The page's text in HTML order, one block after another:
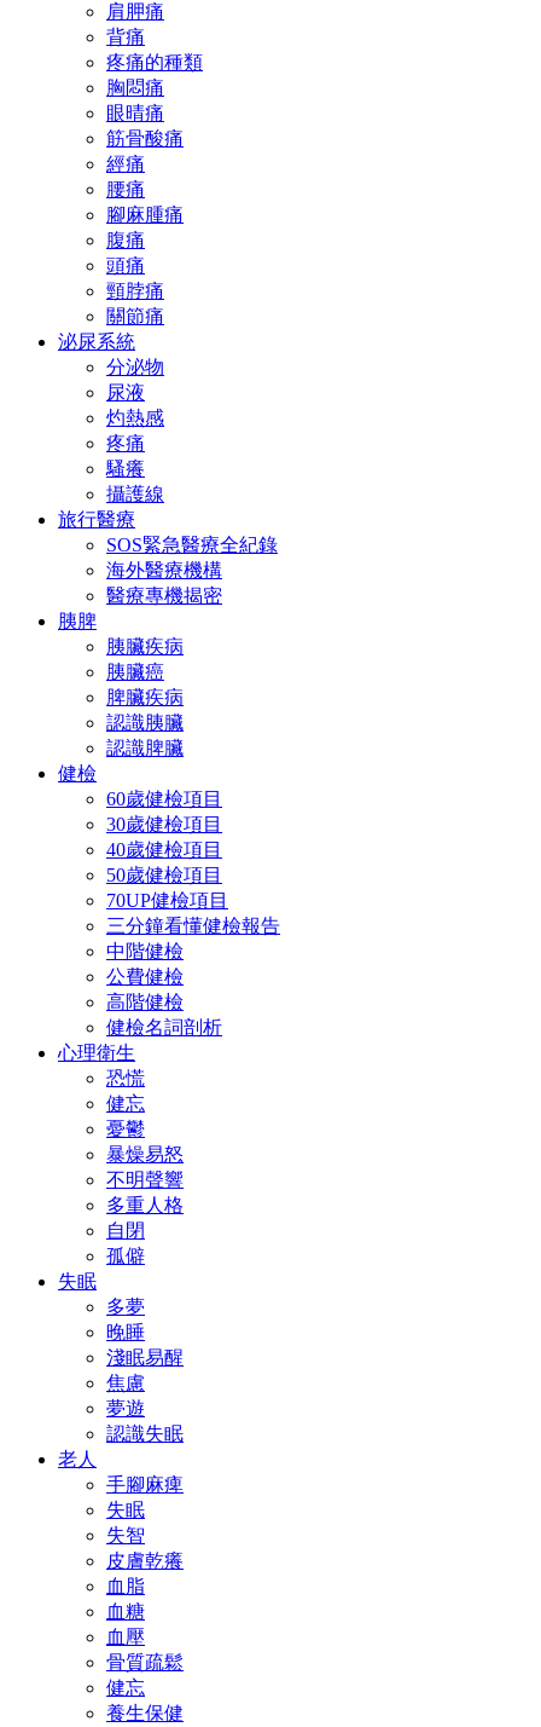
肩胛痛
背痛
疼痛的種類
胸悶痛
眼晴痛
筋骨酸痛
經痛
腰痛
腳麻腫痛
腹痛
頭痛
頸脖痛
關節痛
泌尿系統
分泌物
尿液
灼熱感
疼痛
騷癢
攝護線
旅行醫療
SOS緊急醫療全紀錄
海外醫療機構
醫療專機揭密
胰脾
胰臟疾病
胰臟癌
脾臟疾病
認識胰臟
認識脾臟
健檢
60歲健檢項目
30歲健檢項目
40歲健檢項目
50歲健檢項目
70UP健檢項目
三分鐘看懂健檢報告
中階健檢
公費健檢
高階健檢
健檢名詞剖析
心理衛生
恐慌
健忘
憂鬱
暴燥易怒
不明聲響
多重人格
自閉
孤僻
失眠
多夢
晚睡
淺眠易醒
焦慮
夢遊
認識失眠
老人
手腳麻痺
失眠
失智
皮膚乾癢
血脂
血糖
血壓
骨質疏鬆
健忘
養生保健